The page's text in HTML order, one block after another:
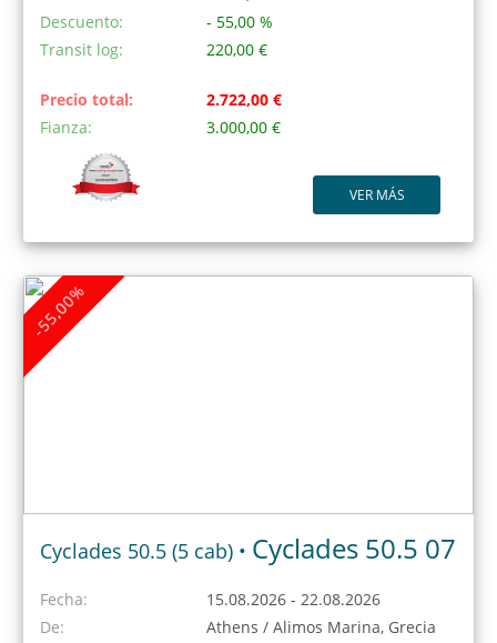
Descuento:
- 55,00 %
Transit log:
220,00 €
Precio total:
2.722,00 €
Fianza:
3.000,00 €
VER MÁS
-55,00%
Cyclades 50.5 (5 cab) • Cyclades 50.5 07
Fecha:
15.08.2026 - 22.08.2026
De:
Athens / Alimos Marina, Grecia